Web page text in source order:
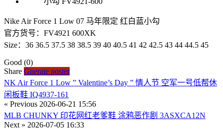
Nike Air Force 1 Low 07 马年限定 红白蓝小勾
官方货号：FV4921 600XK
Size：36 36.5 37.5 38 38.5 39 40 40.5 41 42 42.5 43 44 44.5 45
Good (0)
Share Gnerate poster
NK Air Force 1 Low ” Valentine’s Day ” 情人节 空军一号低帮休
闲板鞋 IQ4937-161
« Previous 2026-06-21 15:56
MLB CHUNKY 印花网红老爹鞋 涂鸦恶作剧 3ASXCA12N
Next » 2026-07-05 16:33